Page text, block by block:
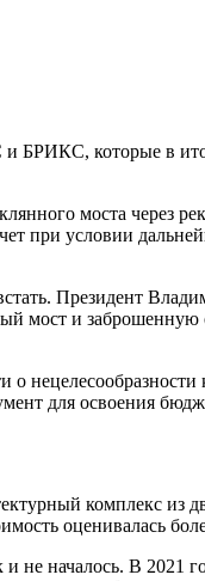
БРИКС, которые в
моста через
при условии
Президент
мост и
для освоения
комплекс
оценивалась
не началось. В 2021